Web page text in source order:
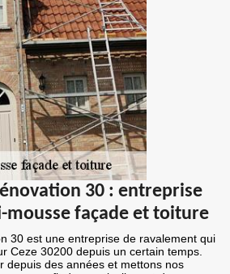
30 : entreprise
façade et toiture
30 est une entreprise de ravalement qui
Ceze 30200 depuis un certain temps.
depuis des années et mettons nos